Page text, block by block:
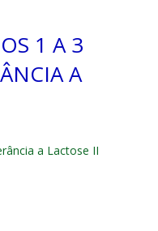
1 A 3
A
a Lactose II